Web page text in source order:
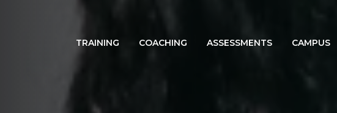
TRAINING COACHING ASSESSMENTS CAMPUS